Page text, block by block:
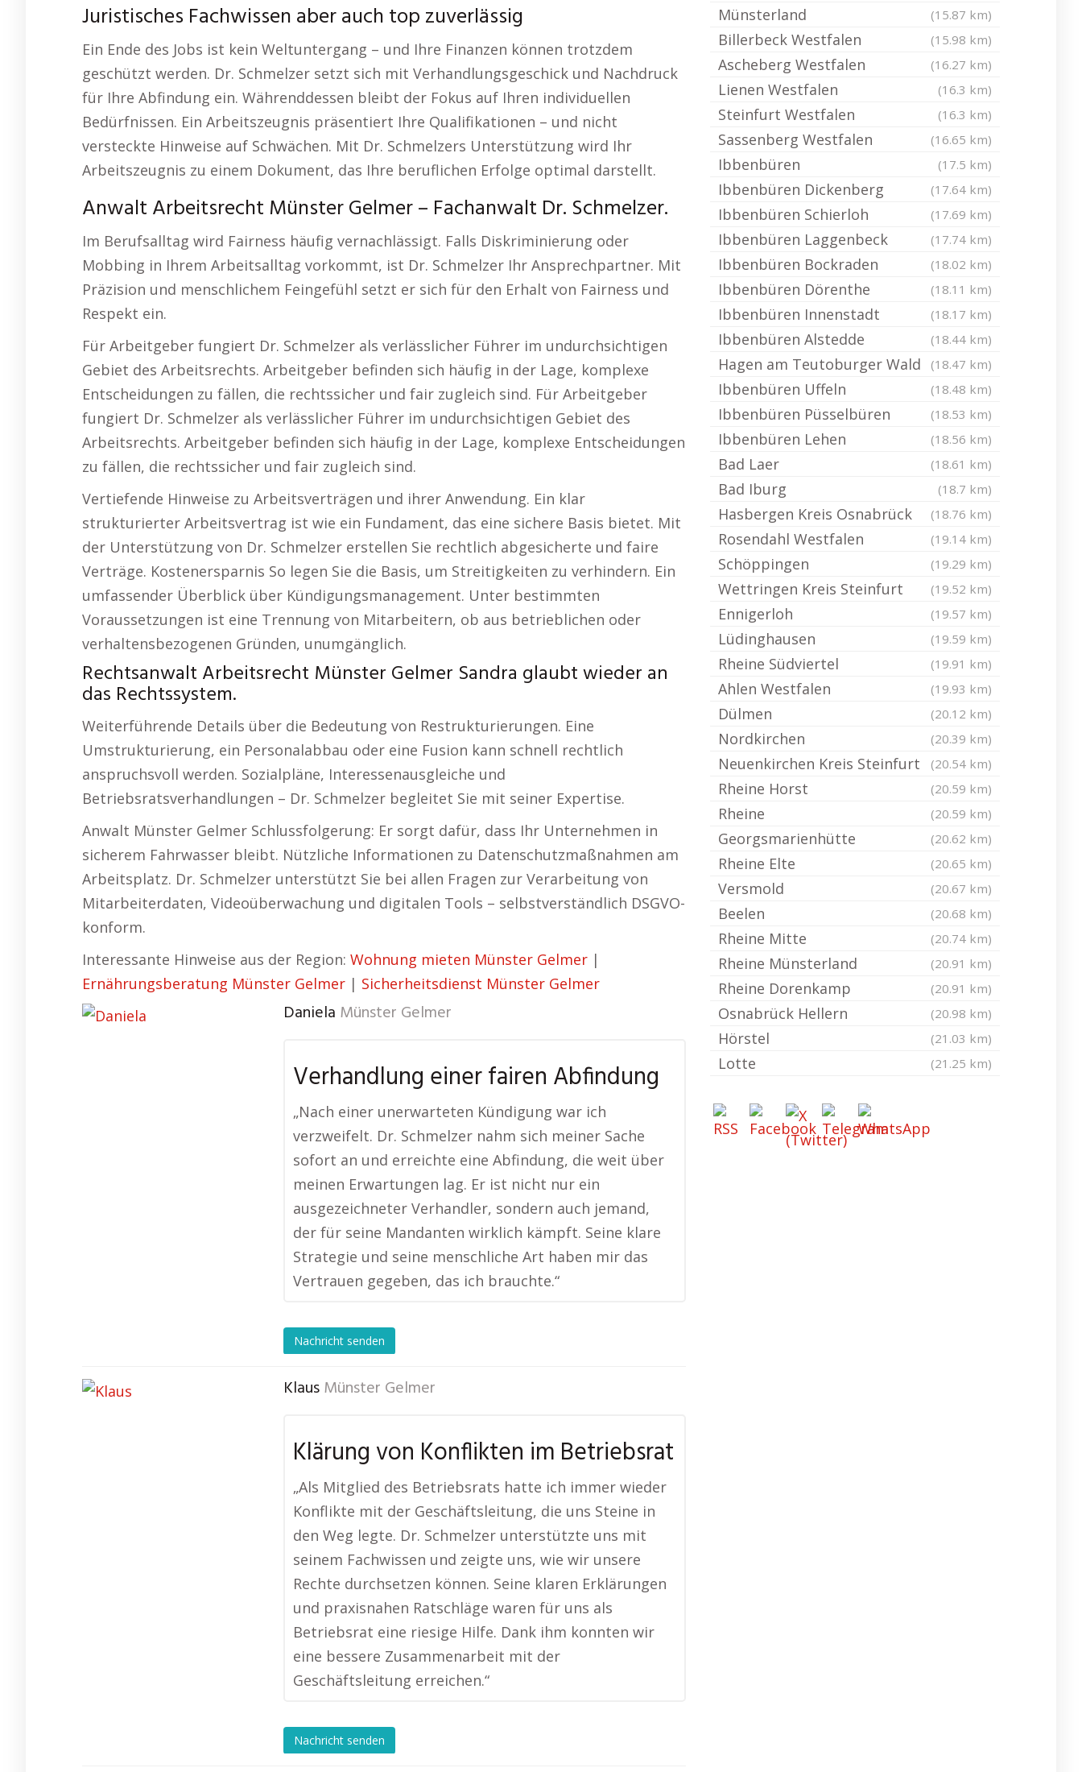
Juristisches Fachwissen aber auch top zuverlässig
Ein Ende des Jobs ist kein Weltuntergang – und Ihre Finanzen können trotzdem
geschützt werden. Dr. Schmelzer setzt sich mit Verhandlungsgeschick und Nachdruck
für Ihre Abfindung ein. Währenddessen bleibt der Fokus auf Ihren individuellen
Bedürfnissen. Ein Arbeitszeugnis präsentiert Ihre Qualifikationen – und nicht
versteckte Hinweise auf Schwächen. Mit Dr. Schmelzers Unterstützung wird Ihr
Arbeitszeugnis zu einem Dokument, das Ihre beruflichen Erfolge optimal darstellt.
Anwalt Arbeitsrecht Münster Gelmer – Fachanwalt Dr. Schmelzer.
Im Berufsalltag wird Fairness häufig vernachlässigt. Falls Diskriminierung oder
Mobbing in Ihrem Arbeitsalltag vorkommt, ist Dr. Schmelzer Ihr Ansprechpartner. Mit
Präzision und menschlichem Feingefühl setzt er sich für den Erhalt von Fairness und
Respekt ein.
Für Arbeitgeber fungiert Dr. Schmelzer als verlässlicher Führer im undurchsichtigen
Gebiet des Arbeitsrechts. Arbeitgeber befinden sich häufig in der Lage, komplexe
Entscheidungen zu fällen, die rechtssicher und fair zugleich sind. Für Arbeitgeber
fungiert Dr. Schmelzer als verlässlicher Führer im undurchsichtigen Gebiet des
Arbeitsrechts. Arbeitgeber befinden sich häufig in der Lage, komplexe Entscheidungen
zu fällen, die rechtssicher und fair zugleich sind.
Vertiefende Hinweise zu Arbeitsverträgen und ihrer Anwendung. Ein klar
strukturierter Arbeitsvertrag ist wie ein Fundament, das eine sichere Basis bietet. Mit
der Unterstützung von Dr. Schmelzer erstellen Sie rechtlich abgesicherte und faire
Verträge. Kostenersparnis So legen Sie die Basis, um Streitigkeiten zu verhindern. Ein
umfassender Überblick über Kündigungsmanagement. Unter bestimmten
Voraussetzungen ist eine Trennung von Mitarbeitern, ob aus betrieblichen oder
verhaltensbezogenen Gründen, unumgänglich.
Rechtsanwalt Arbeitsrecht Münster Gelmer Sandra glaubt wieder an
das Rechtssystem.
Weiterführende Details über die Bedeutung von Restrukturierungen. Eine
Umstrukturierung, ein Personalabbau oder eine Fusion kann schnell rechtlich
anspruchsvoll werden. Sozialpläne, Interessenausgleiche und
Betriebsratsverhandlungen – Dr. Schmelzer begleitet Sie mit seiner Expertise.
Anwalt Münster Gelmer Schlussfolgerung: Er sorgt dafür, dass Ihr Unternehmen in
sicherem Fahrwasser bleibt. Nützliche Informationen zu Datenschutzmaßnahmen am
Arbeitsplatz. Dr. Schmelzer unterstützt Sie bei allen Fragen zur Verarbeitung von
Mitarbeiterdaten, Videoüberwachung und digitalen Tools – selbstverständlich DSGVO-
konform.
Interessante Hinweise aus der Region: Wohnung mieten Münster Gelmer |
Ernährungsberatung Münster Gelmer | Sicherheitsdienst Münster Gelmer
Daniela Münster Gelmer
Verhandlung einer fairen Abfindung
„Nach einer unerwarteten Kündigung war ich
verzweifelt. Dr. Schmelzer nahm sich meiner Sache
sofort an und erreichte eine Abfindung, die weit über
meinen Erwartungen lag. Er ist nicht nur ein
ausgezeichneter Verhandler, sondern auch jemand,
der für seine Mandanten wirklich kämpft. Seine klare
Strategie und seine menschliche Art haben mir das
Vertrauen gegeben, das ich brauchte.“
Nachricht senden
KlausMünster Gelmer
Klärung von Konflikten im Betriebsrat
„Als Mitglied des Betriebsrats hatte ich immer wieder
Konflikte mit der Geschäftsleitung, die uns Steine in
den Weg legte. Dr. Schmelzer unterstützte uns mit
seinem Fachwissen und zeigte uns, wie wir unsere
Rechte durchsetzen können. Seine klaren Erklärungen
und praxisnahen Ratschläge waren für uns als
Betriebsrat eine riesige Hilfe. Dank ihm konnten wir
eine bessere Zusammenarbeit mit der
Geschäftsleitung erreichen.“
Nachricht senden
Münsterland (15.87 km)
Billerbeck Westfalen (15.98 km)
Ascheberg Westfalen (16.27 km)
Lienen Westfalen (16.3 km)
Steinfurt Westfalen (16.3 km)
Sassenberg Westfalen (16.65 km)
Ibbenbüren (17.5 km)
Ibbenbüren Dickenberg (17.64 km)
Ibbenbüren Schierloh (17.69 km)
Ibbenbüren Laggenbeck (17.74 km)
Ibbenbüren Bockraden (18.02 km)
Ibbenbüren Dörenthe (18.11 km)
Ibbenbüren Innenstadt (18.17 km)
Ibbenbüren Alstedde (18.44 km)
Hagen am Teutoburger Wald (18.47 km)
Ibbenbüren Uffeln (18.48 km)
Ibbenbüren Püsselbüren (18.53 km)
Ibbenbüren Lehen (18.56 km)
Bad Laer (18.61 km)
Bad Iburg (18.7 km)
Hasbergen Kreis Osnabrück (18.76 km)
Rosendahl Westfalen (19.14 km)
Schöppingen (19.29 km)
Wettringen Kreis Steinfurt (19.52 km)
Ennigerloh (19.57 km)
Lüdinghausen (19.59 km)
Rheine Südviertel (19.91 km)
Ahlen Westfalen (19.93 km)
Dülmen (20.12 km)
Nordkirchen (20.39 km)
Neuenkirchen Kreis Steinfurt (20.54 km)
Rheine Horst (20.59 km)
Rheine (20.59 km)
Georgsmarienhütte (20.62 km)
Rheine Elte (20.65 km)
Versmold (20.67 km)
Beelen (20.68 km)
Rheine Mitte (20.74 km)
Rheine Münsterland (20.91 km)
Rheine Dorenkamp (20.91 km)
Osnabrück Hellern (20.98 km)
Hörstel (21.03 km)
Lotte (21.25 km)